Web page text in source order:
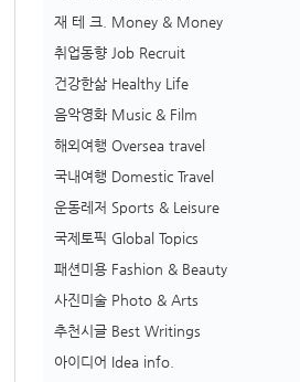
재 테 크. Money & Money
취업동향 Job Recruit
건강한삶 Healthy Life
음악영화 Music & Film
해외여행 Oversea travel
국내여행 Domestic Travel
운동레저 Sports & Leisure
국제토픽 Global Topics
패션미용 Fashion & Beauty
사진미술 Photo & Arts
추천시글 Best Writings
아이디어 Idea info.